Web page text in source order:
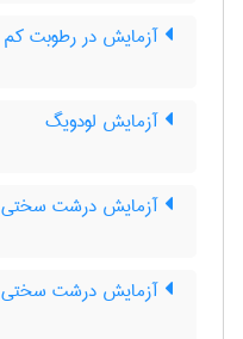
آزمایش در رطوبت کم
آزمایش لودویگ
آزمایش درشت سختی
آزمایش درشت سختی